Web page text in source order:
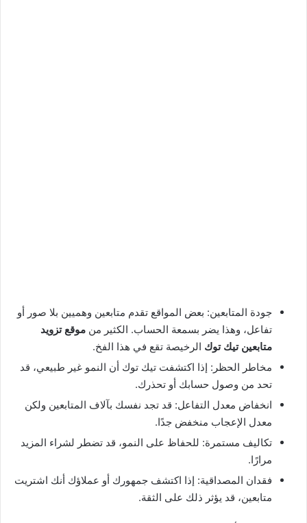
جودة المتابعين: بعض المواقع تقدم متابعين وهميين بلا صور أو
تفاعل، وهذا يضر بسمعة الحساب. الكثير من موقع تزويد
متابعين تيك توك الرخيصة تقع في هذا الفخ.
مخاطر الحظر: إذا اكتشفت تيك توك أن النمو غير طبيعي، قد
تحد من وصول حسابك أو تحذرك.
انخفاض معدل التفاعل: قد تجد نفسك بآلاف المتابعين ولكن
معدل الإعجاب منخفض جدًا.
تكاليف مستمرة: للحفاظ على النمو، قد تضطر لشراء المزيد
مرارًا.
فقدان المصداقية: إذا اكتشف جمهورك أو عملاؤك أنك اشتريت
متابعين، قد يؤثر ذلك على الثقة.